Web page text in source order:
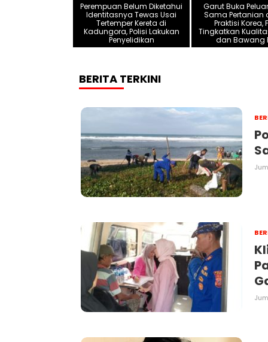
Perempuan Belum Diketahui
Identitasnya Tewas Usai
Tertemper Kereta di
Kadungora, Polisi Lakukan
Penyelidikan
Garut Buka
Sama Pertanian
Praktisi Korea,
Tingkatkan
dan Bawang
BERITA TERKINI